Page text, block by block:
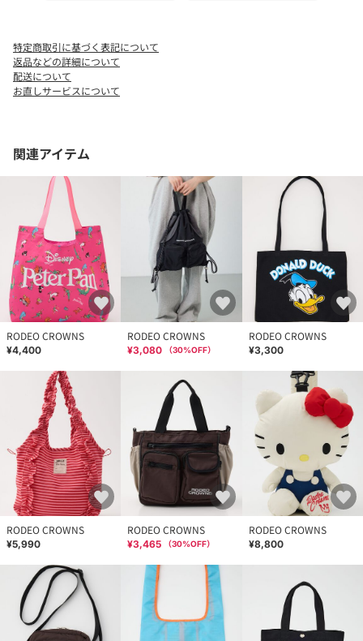
特定商取引に基づく表記について
返品などの詳細について
配送について
お直しサービスについて
関連アイテム
RODEO CROWNS
¥4,400
RODEO CROWNS
¥3,080 （30%OFF）
RODEO CROWNS
¥3,300
RODEO CROWNS
¥5,990
RODEO CROWNS
¥3,465 （30%OFF）
RODEO CROWNS
¥8,800